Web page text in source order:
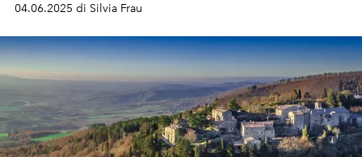
04.06.2025 di Silvia Frau